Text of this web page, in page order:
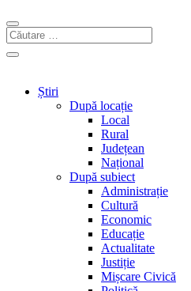
Știri
După locație
Local
Rural
Județean
Național
După subiect
Administrație
Cultură
Economic
Educație
Actualitate
Justiție
Mișcare Civică